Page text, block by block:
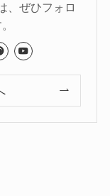
、ぜひフォロ